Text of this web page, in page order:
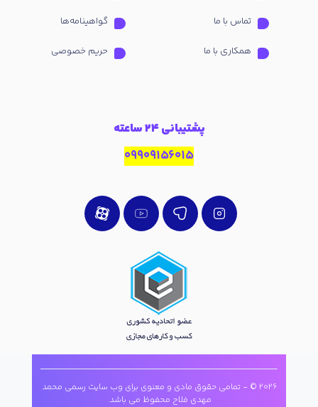
تماس با ما
همکاری با ما
گواهینامه‌ها
حریم خصوصی
پشتیبانی 24 ساعته
09909156015
2026 © - تمامی حقوق مادی و معنوی برای وب سایت رسمی محمد
مهدی فلاح محفوظ می باشد.